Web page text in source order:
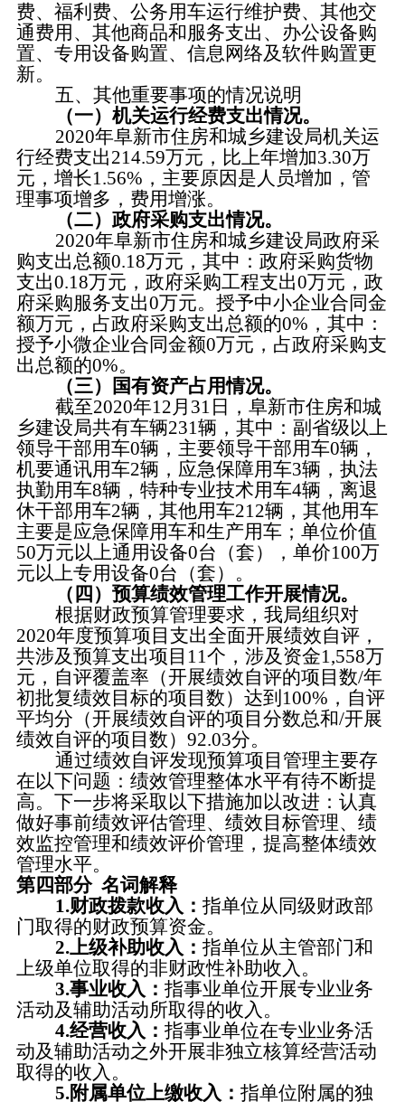
费、福利费、公务用车运行维护费、其他交
通费用、其他商品和服务支出、办公设备购
置、专用设备购置、信息网络及软件购置更
新。
五、其他重要事项的情况说明
（一）机关运行经费支出情况。
2020年阜新市住房和城乡建设局机关运
行经费支出214.59万元，比上年增加3.30万
元，增长1.56%，主要原因是人员增加，管
理事项增多，费用增涨。
（二）政府采购支出情况。
2020年阜新市住房和城乡建设局政府采
购支出总额0.18万元，其中：政府采购货物
支出0.18万元，政府采购工程支出0万元，政
府采购服务支出0万元。授予中小企业合同金
额万元，占政府采购支出总额的0%，其中：
授予小微企业合同金额0万元，占政府采购支
出总额的0%。
（三）国有资产占用情况。
截至2020年12月31日，阜新市住房和城
乡建设局共有车辆231辆，其中：副省级以上
领导干部用车0辆，主要领导干部用车0辆，
机要通讯用车2辆，应急保障用车3辆，执法
执勤用车8辆，特种专业技术用车4辆，离退
休干部用车2辆，其他用车212辆， 其他用车
主要是应急保障用车和生产用车； 单位价值
50万元以上通用设备0台（套），单价100万
元以上专用设备0台（套）。
（四）预算绩效管理工作开展情况。
根据财政预算管理要求，我局组织对
2020年度预算项目支出全面开展绩效自评，
共涉及预算支出项目 11个，涉及资金1,558万
元，自评覆盖率（开展绩效自评的项目数/年
初批复绩效目标的项目数）达到 100%，自评
平均分（开展绩效自评的项目分数总和/开展
绩效自评的项目数） 92.03分。
通过绩效自评发现预算项目管理主要存
在以下问题： 绩效管理整体水平有待不断提
高。下一步将采取以下措施加以改进： 认真
做好事前绩效评估管理、绩效目标管理、绩
效监控管理和绩效评价管理，提高整体绩效
管理水平。
第四部分 名词解释
1.财政拨款收入： 指单位从同级财政部
门取得的财政预算资金。
2.上级补助收入： 指单位从主管部门和
上级单位取得的非财政性补助收入。
3.事业收入： 指事业单位开展专业业务
活动及辅助活动所取得的收入。
4.经营收入： 指事业单位在专业业务活
动及辅助活动之外开展非独立核算经营活动
取得的收入。
5.附属单位上缴收入： 指单位附属的独